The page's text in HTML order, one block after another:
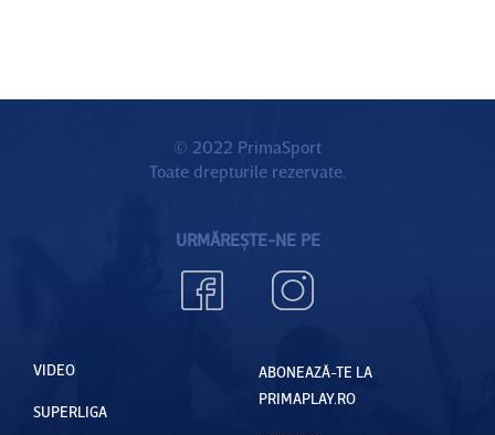
© 2022 PrimaSport
Toate drepturile rezervate.
URMĂREȘTE-NE PE
VIDEO
SUPERLIGA
ABONEAZĂ-TE LA
PRIMAPLAY.RO